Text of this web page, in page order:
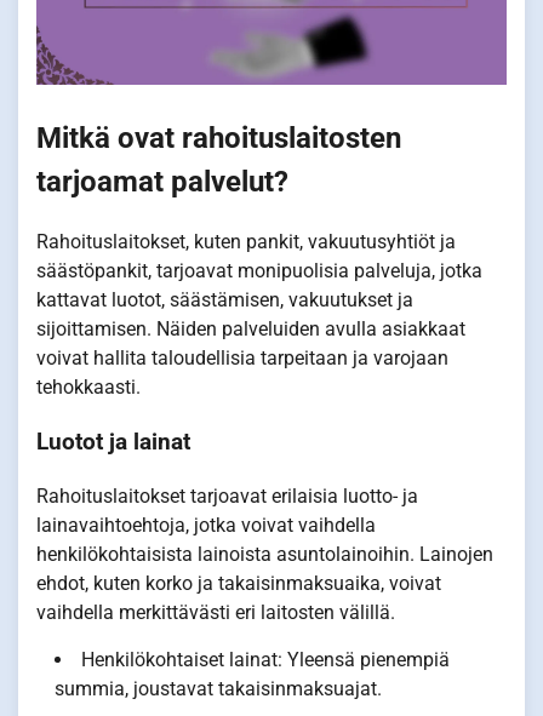
Mitkä ovat rahoituslaitosten
tarjoamat palvelut?
Rahoituslaitokset, kuten pankit, vakuutusyhtiöt ja
säästöpankit, tarjoavat monipuolisia palveluja, jotka
kattavat luotot, säästämisen, vakuutukset ja
sijoittamisen. Näiden palveluiden avulla asiakkaat
voivat hallita taloudellisia tarpeitaan ja varojaan
tehokkaasti.
Luotot ja lainat
Rahoituslaitokset tarjoavat erilaisia luotto- ja
lainavaihtoehtoja, jotka voivat vaihdella
henkilökohtaisista lainoista asuntolainoihin. Lainojen
ehdot, kuten korko ja takaisinmaksuaika, voivat
vaihdella merkittävästi eri laitosten välillä.
Henkilökohtaiset lainat: Yleensä pienempiä
summia, joustavat takaisinmaksuajat.